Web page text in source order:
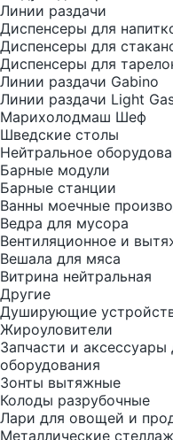
Линии раздачи
Диспенсеры для
Диспенсеры для
Диспенсеры для
Линии раздачи Gabino
Линии раздачи Light
Марихолодмаш Шеф
Шведские столы
Нейтральное
Барные модули
Барные станции
Ванны моечные
Ведра для мусора
Вентиляционное и
Вешала для мяса
Витрина нейтральная
Другие
Душирующие
Жироуловители
Запчасти и аксессуары
оборудования
Зонты вытяжные
Колоды разрубочные
Лари для овощей и
Металлические